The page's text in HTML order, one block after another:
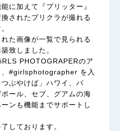
に加えて『プリッター』
されたプリクラが撮れる
た画像が一覧で見られる
致しました。
PHOTOGRAPERのア
、#girlsphotographer を入
ぶやけば」ハワイ、バ
ール、セブ、グアムの海
ンも機能までサポートし
しております。